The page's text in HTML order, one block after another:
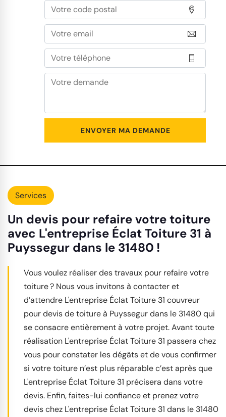
Services
Un devis pour refaire votre toiture
avec L'entreprise Éclat Toiture 31 à
Puyssegur dans le 31480 !
Vous voulez réaliser des travaux pour refaire votre
toiture ? Nous vous invitons à contacter et
d’attendre L'entreprise Éclat Toiture 31 couvreur
pour devis de toiture à Puyssegur dans le 31480 qui
se consacre entièrement à votre projet. Avant toute
réalisation L'entreprise Éclat Toiture 31 passera chez
vous pour constater les dégâts et de vous confirmer
si votre toiture n’est plus réparable c’est après que
L'entreprise Éclat Toiture 31 précisera dans votre
devis. Enfin, faites-lui confiance et prenez votre
devis chez L'entreprise Éclat Toiture 31 dans le 31480